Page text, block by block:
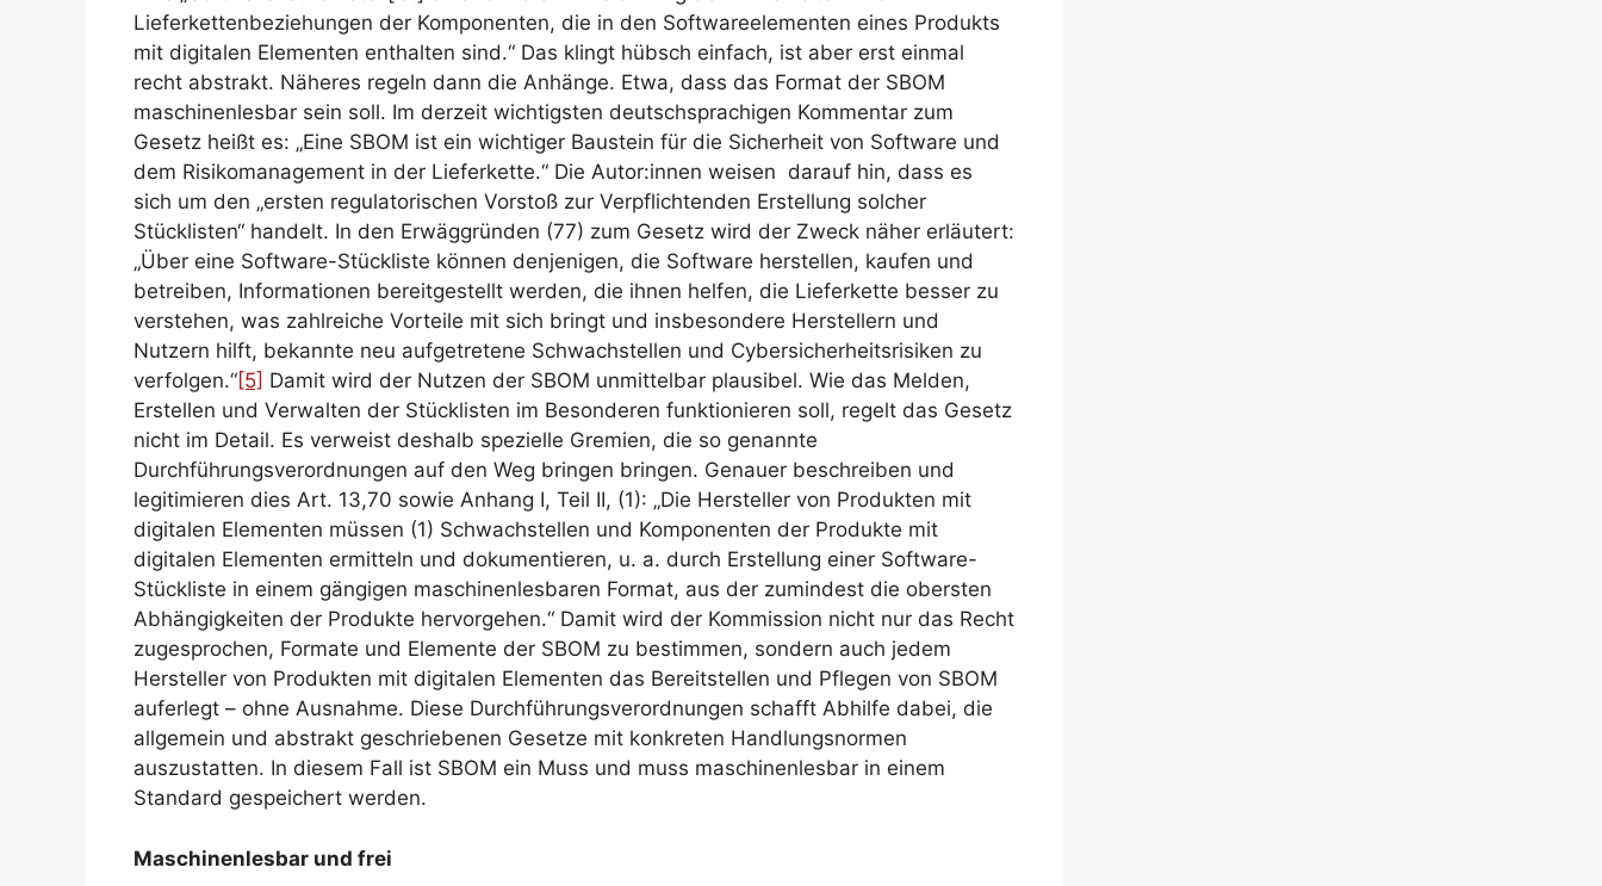
Lieferkettenbeziehungen der Komponenten, die in den Softwareelementen eines Produkts
mit digitalen Elementen enthalten sind.“ Das klingt hübsch einfach, ist aber erst einmal
recht abstrakt. Näheres regeln dann die Anhänge. Etwa, dass das Format der SBOM
maschinenlesbar sein soll. Im derzeit wichtigsten deutschsprachigen Kommentar zum
Gesetz heißt es: „Eine SBOM ist ein wichtiger Baustein für die Sicherheit von Software und
dem Risikomanagement in der Lieferkette.“ Die Autor:innen weisen darauf hin, dass es
sich um den „ersten regulatorischen Vorstoß zur Verpflichtenden Erstellung solcher
Stücklisten“ handelt. In den Erwäggründen (77) zum Gesetz wird der Zweck näher erläutert:
„Über eine Software-Stückliste können denjenigen, die Software herstellen, kaufen und
betreiben, Informationen bereitgestellt werden, die ihnen helfen, die Lieferkette besser zu
verstehen, was zahlreiche Vorteile mit sich bringt und insbesondere Herstellern und
Nutzern hilft, bekannte neu aufgetretene Schwachstellen und Cybersicherheitsrisiken zu
verfolgen.“[5] Damit wird der Nutzen der SBOM unmittelbar plausibel. Wie das Melden,
Erstellen und Verwalten der Stücklisten im Besonderen funktionieren soll, regelt das Gesetz
nicht im Detail. Es verweist deshalb spezielle Gremien, die so genannte
Durchführungsverordnungen auf den Weg bringen bringen. Genauer beschreiben und
legitimieren dies Art. 13,70 sowie Anhang I, Teil II, (1): „Die Hersteller von Produkten mit
digitalen Elementen müssen (1) Schwachstellen und Komponenten der Produkte mit
digitalen Elementen ermitteln und dokumentieren, u. a. durch Erstellung einer Software-
Stückliste in einem gängigen maschinenlesbaren Format, aus der zumindest die obersten
Abhängigkeiten der Produkte hervorgehen.“ Damit wird der Kommission nicht nur das Recht
zugesprochen, Formate und Elemente der SBOM zu bestimmen, sondern auch jedem
Hersteller von Produkten mit digitalen Elementen das Bereitstellen und Pflegen von SBOM
auferlegt – ohne Ausnahme. Diese Durchführungsverordnungen schafft Abhilfe dabei, die
allgemein und abstrakt geschriebenen Gesetze mit konkreten Handlungsnormen
auszustatten. In diesem Fall ist SBOM ein Muss und muss maschinenlesbar in einem
Standard gespeichert werden.
Maschinenlesbar und frei